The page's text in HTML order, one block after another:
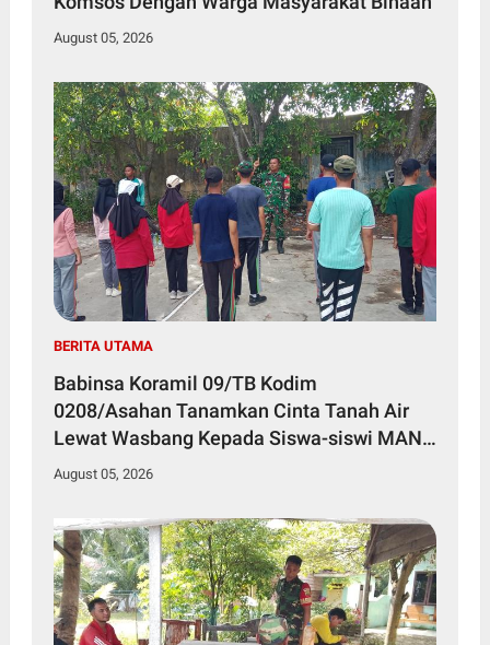
August 05, 2026
BERITA UTAMA
Babinsa Koramil 09/TB Kodim
0208/Asahan Tanamkan Cinta Tanah Air
Lewat Wasbang Kepada Siswa-siswi MAN1
Kota Tanjung Balai
August 05, 2026